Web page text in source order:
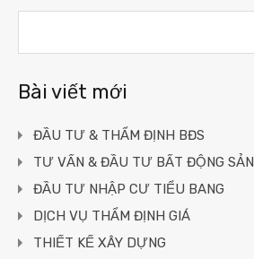
Bài viết mới
ĐẦU TƯ & THẨM ĐỊNH BĐS
TƯ VẤN & ĐẦU TƯ BẤT ĐỘNG SẢN
ĐẦU TƯ NHẬP CƯ TIỂU BANG
DỊCH VỤ THẨM ĐỊNH GIÁ
THIẾT KẾ XÂY DỰNG